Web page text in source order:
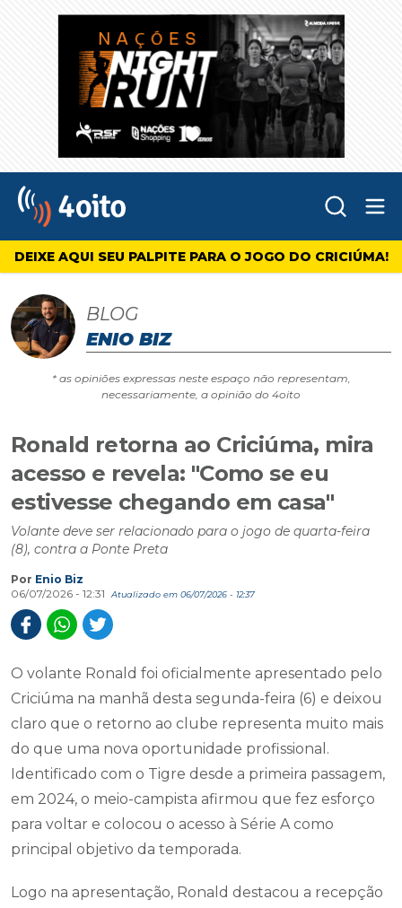
4oito
DEIXE AQUI SEU PALPITE PARA O JOGO DO CRICIÚMA!
BLOG
ENIO BIZ
* as opiniões expressas neste espaço não representam,
necessariamente, a opinião do 4oito
Ronald retorna ao Criciúma, mira
acesso e revela: "Como se eu
estivesse chegando em casa"
Volante deve ser relacionado para o jogo de quarta-feira
(8), contra a Ponte Preta
Por Enio Biz
06/07/2026 - 12:31
Atualizado em 06/07/2026 - 12:37
O volante Ronald foi oficialmente apresentado pelo
Criciúma na manhã desta segunda-feira (6) e deixou
claro que o retorno ao clube representa muito mais
do que uma nova oportunidade profissional.
Identificado com o Tigre desde a primeira passagem,
em 2024, o meio-campista afirmou que fez esforço
para voltar e colocou o acesso à Série A como
principal objetivo da temporada.
Logo na apresentação, Ronald destacou a recepção